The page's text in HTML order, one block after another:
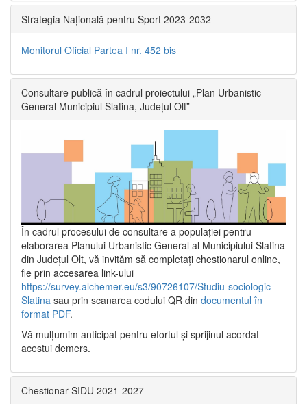
Strategia Națională pentru Sport 2023-2032
Monitorul Oficial Partea I nr. 452 bis
Consultare publică în cadrul proiectului „Plan Urbanistic
General Municipiul Slatina, Județul Olt”
În cadrul procesului de consultare a populaţiei pentru
elaborarea Planului Urbanistic General al Municipiului Slatina
din Județul Olt, vă invităm să completați chestionarul online,
fie prin accesarea link-ului
https://survey.alchemer.eu/s3/90726107/Studiu-sociologic-
Slatina sau prin scanarea codului QR din documentul în
format PDF.
Vă mulţumim anticipat pentru efortul şi sprijinul acordat
acestui demers.
Chestionar SIDU 2021-2027